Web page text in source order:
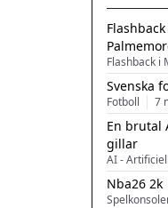
Flashback i
Svenska
Fotboll 7
En brutal
gillar
AI -
Nba26 2k